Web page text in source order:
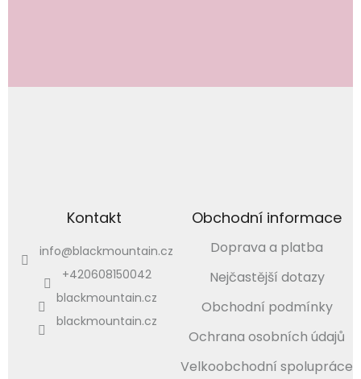
Kontakt
info@blackmountain.cz
+420608150042
blackmountain.cz
blackmountain.cz
Obchodní informace
Doprava a platba
Nejčastější dotazy
Obchodní podmínky
Ochrana osobních údajů
Velkoobchodní spolupráce